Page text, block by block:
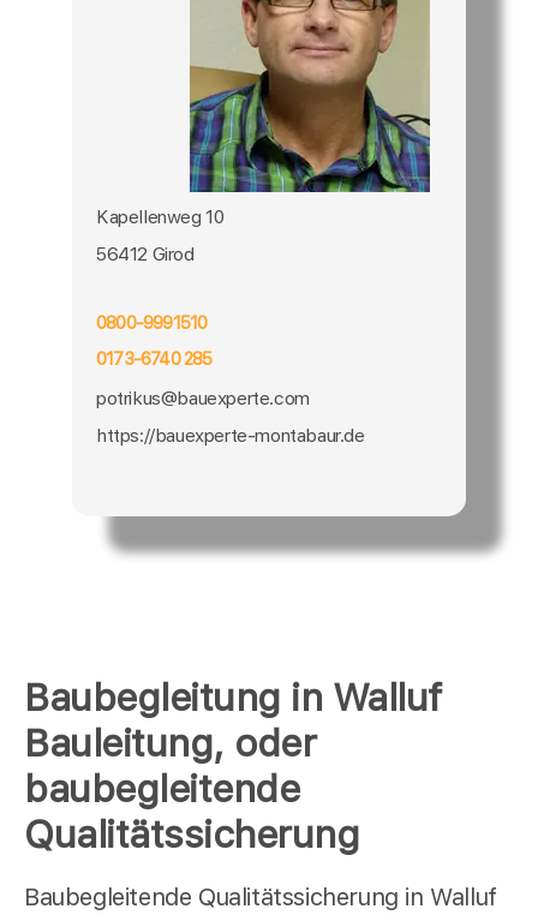
Baubegleitung in Walluf
Bauleitung, oder
baubegleitende
Qualitätssicherung
Baubegleitende Qualitätssicherung in Walluf
Kapellenweg 10
56412 Girod
0800-9991510
0173-6740 285
potrikus@bauexperte.com
https://bauexperte-montabaur.de